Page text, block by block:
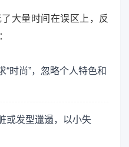
大量时间在误区上，反
“时尚”，忽略个人特色和
或发型邋遢，以小失